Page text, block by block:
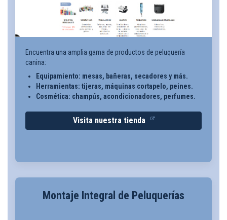
Encuentra una amplia gama de productos de peluquería
canina:
Equipamiento: mesas, bañeras, secadores y más.
Herramientas: tijeras, máquinas cortapelo, peines.
Cosmética: champús, acondicionadores, perfumes.
Visita nuestra tienda
Montaje Integral de Peluquerías